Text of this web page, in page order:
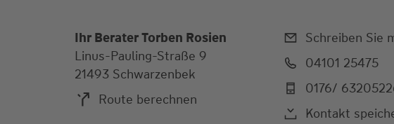
Ihr Berater Torben Rosien
Linus-Pauling-Straße 9
21493 Schwarzenbek
Route berechnen
Schreiben Sie
04101 25475
0176/
Kontakt